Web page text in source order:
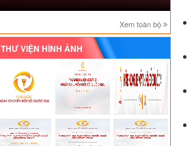
Xem toàn bộ
THƯ VIỆN HÌNH ẢNH